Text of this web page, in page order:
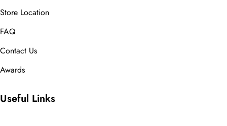
Store Location
FAQ
Contact Us
Awards
Useful Links